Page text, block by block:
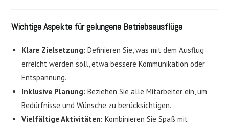
Wichtige Aspekte für gelungene Betriebsausflüge
Klare Zielsetzung: Definieren Sie, was mit dem Ausflug
erreicht werden soll, etwa bessere Kommunikation oder
Entspannung.
Inklusive Planung: Beziehen Sie alle Mitarbeiter ein, um
Bedürfnisse und Wünsche zu berücksichtigen.
Vielfältige Aktivitäten: Kombinieren Sie Spaß mit